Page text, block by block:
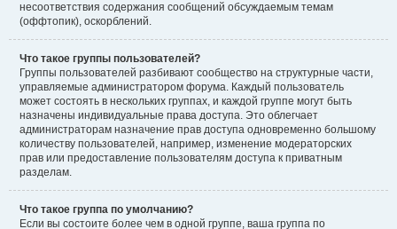
несоответствия содержания сообщений обсуждаемым темам
(оффтопик), оскорблений.
Что такое группы пользователей?
Группы пользователей разбивают сообщество на структурные части,
управляемые администратором форума. Каждый пользователь
может состоять в нескольких группах, и каждой группе могут быть
назначены индивидуальные права доступа. Это облегчает
администраторам назначение прав доступа одновременно большому
количеству пользователей, например, изменение модераторских
прав или предоставление пользователям доступа к приватным
разделам.
Что такое группа по умолчанию?
Если вы состоите более чем в одной группе, ваша группа по